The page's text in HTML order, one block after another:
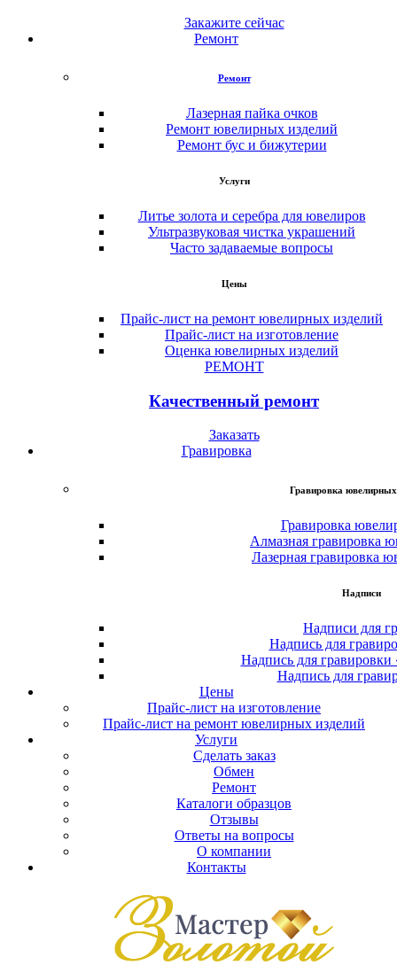
Закажите сейчас
Ремонт
Ремонт
Лазерная пайка очков
Ремонт ювелирных изделий
Ремонт бус и бижутерии
Услуги
Литье золота и серебра для ювелиров
Ультразвуковая чистка украшений
Часто задаваемые вопросы
Цены
Прайс-лист на ремонт ювелирных изделий
Прайс-лист на изготовление
Оценка ювелирных изделий
РЕМОНТ
Качественный ремонт
Заказать
Гравировка
Гравировка ювелирных
Гравировка
Алмазная гравировка
Лазерная гравировка
Надписи
Надписи для
Надпись для
Надпись для
Надпись для
Цены
Прайс-лист на изготовление
Прайс-лист на ремонт ювелирных изделий
Услуги
Сделать заказ
Обмен
Ремонт
Каталоги образцов
Отзывы
Ответы на вопросы
О компании
Контакты